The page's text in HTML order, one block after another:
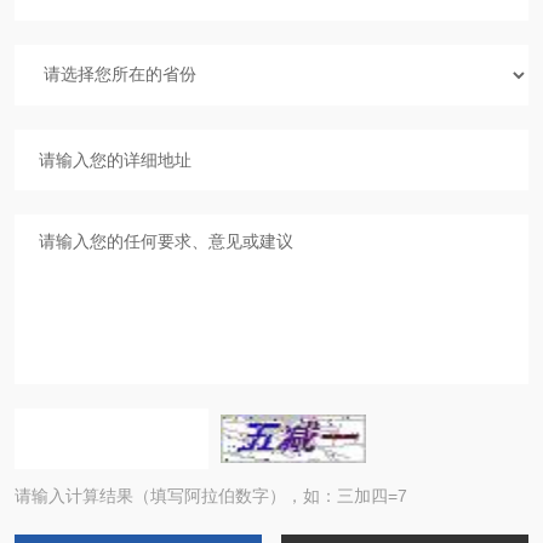
请输入计算结果（填写阿拉伯数字），如：三加四=7